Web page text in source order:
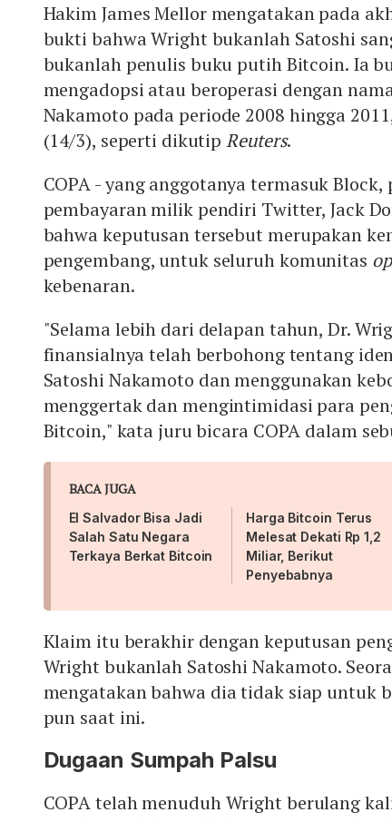
Hakim James Mellor mengatakan pada
bukti bahwa Wright bukanlah Satoshi
bukanlah penulis buku putih Bitcoin. Ia
mengadopsi atau beroperasi dengan
Nakamoto pada periode 2008 hingga
(14/3), seperti dikutipReuters.
COPA - yang anggotanya termasuk Block,
pembayaran milik pendiri Twitter, Jack
bahwa keputusan tersebut merupakan
pengembang, untuk seluruh komunitas
kebenaran.
"Selama lebih dari delapan tahun, Dr.
finansialnya telah berbohong tentang
Satoshi Nakamoto dan menggunakan
menggertak dan mengintimidasi para
Bitcoin," kata juru bicara COPA dalam
BACA JUGA
El Salvador Bisa Jadi
Salah Satu Negara
Terkaya Berkat Bitcoin
Harga Bitcoin Terus
Melesat Dekati Rp 1,2
Miliar, Berikut
Penyebabnya
Klaim itu berakhir dengan keputusan
Wright bukanlah Satoshi Nakamoto.
mengatakan bahwa dia tidak siap untuk
pun saat ini.
Dugaan Sumpah Palsu
COPA telah menuduh Wright berulang